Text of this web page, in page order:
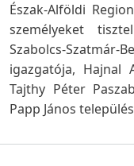
Észak-Alföldi
személyeket
Szabolcs-
igazgatója, Hajnal
Tajthy Péter
Papp János